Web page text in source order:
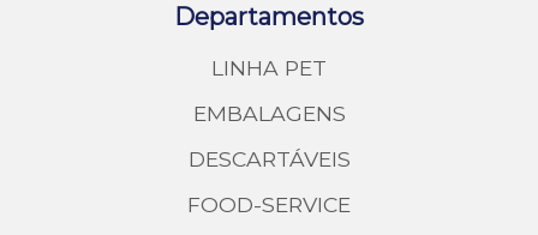
Departamentos
LINHA PET
EMBALAGENS
DESCARTÁVEIS
FOOD-SERVICE